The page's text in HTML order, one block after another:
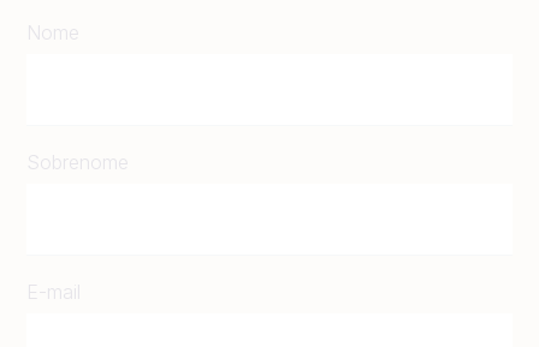
Nome
Sobrenome
E-mail